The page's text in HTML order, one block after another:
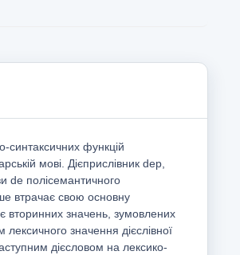
синтаксичних функцій
мові. Дієприслівник dep,
de полісемантичного
втрачає свою основну
вторинних значень, зумовлених
значення дієслівної
дієсловом на лексико-